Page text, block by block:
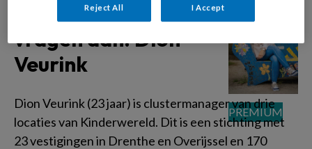
Covermodel Vijf
vragen aan: Dion
Veurink
Dion Veurink (23 jaar) is clustermanager van drie
locaties van Kinderwereld. Dit is een stichting met
23 vestigingen in Drenthe en Overijssel en 170
Reject All I Accept